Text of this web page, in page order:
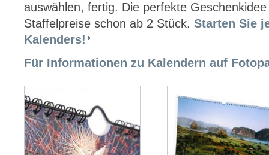
auswählen, fertig. Die perfekte
Staffelpreise schon ab 2 Stück. Starten Sie
Kalenders!
Für Informationen zu Kalendern auf